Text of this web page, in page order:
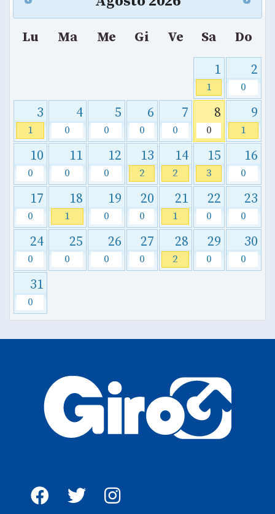
Lu Ma Me Gi Ve Sa
Do
1
1
2
0
3
1
4
0
5
0
6
0
7
0
8
0
9
1
10
0
11
0
12
0
13
2
14
2
15
3
16
0
17
0
18
1
19
0
20
0
21
1
22
0
23
0
24
0
25
0
26
0
27
0
28
2
29
0
30
0
31
0